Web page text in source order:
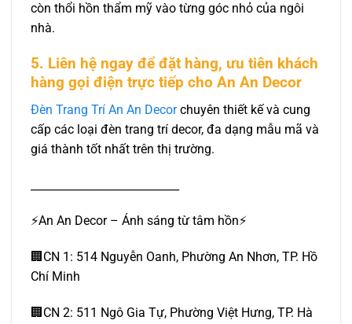
còn thổi hồn thẩm mỹ vào từng góc nhỏ của ngôi
nhà.
5. Liên hệ ngay để đặt hàng, ưu tiên khách
hàng gọi điện trực tiếp cho An An Decor
Đèn Trang Trí An An Decorchuyên thiết kế và cung
cấp các loại đèn trang trí decor, đa dạng mẫu mã và
giá thành tốt nhất trên thị trường.
⚡️An An Decor – Ánh sáng từ tâm hồn⚡️
🏢CN 1: 514 Nguyễn Oanh, Phường An Nhơn, TP. Hồ
Chí Minh
🏢CN 2: 511 Ngô Gia Tự, Phường Việt Hưng, TP. Hà